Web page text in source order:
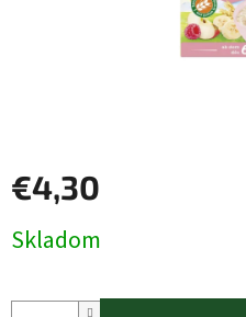
€4,30
cena:
Skladom